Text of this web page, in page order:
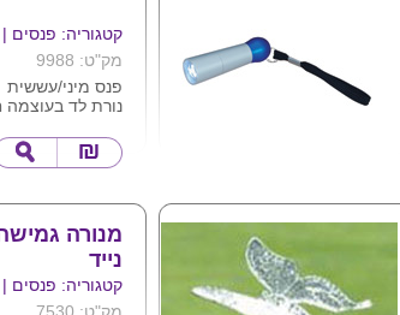
מידות : 10X8.5X8.5 ס"מ .
ניתן להדפיס
קטגוריה: פנסים |
מק"ט: 9988
פנס מיני/עששית
נורת לד בעוצמה
ניתן להדפיס
גודל 5.8*9.5
מנורה
נייד
קטגוריה: פנסים |